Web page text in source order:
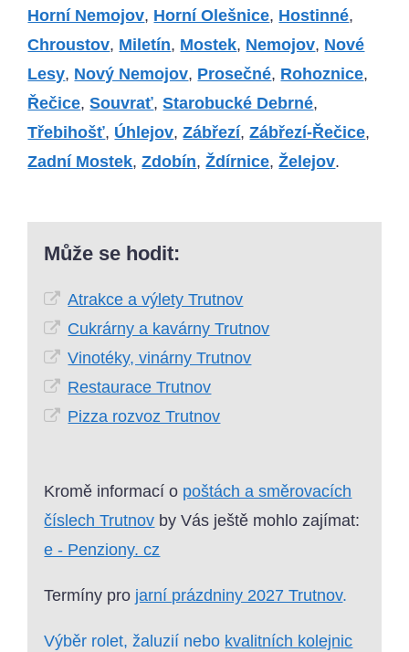
Horní Nemojov, Horní Olešnice, Hostinné,
Chroustov, Miletín, Mostek, Nemojov, Nové
Lesy, Nový Nemojov, Prosečné, Rohoznice,
Řečice,Souvrať,Starobucké Debrné,
Třebihošť, Úhlejov,Zábřezí,Zábřezí-Řečice,
Zadní Mostek,Zdobín,Ždírnice,Želejov.
Může se hodit:
Atrakce a výlety Trutnov
Cukrárny a kavárny Trutnov
Vinotéky, vinárny Trutnov
Restaurace Trutnov
Pizza rozvoz Trutnov
Kromě informací o poštách a směrovacích
číslech Trutnov by Vás ještě mohlo zajímat:
e - Penziony. cz
Termíny pro jarní prázdniny 2027 Trutnov.
Výběr rolet, žaluzií nebo kvalitních kolejnic